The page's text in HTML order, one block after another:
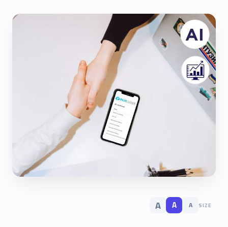
SIZE
A
A
A